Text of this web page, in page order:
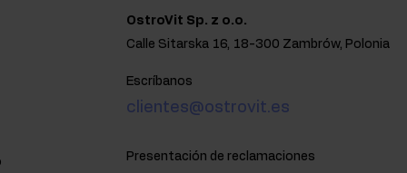
OstroVit Sp. z o.o.
Calle Sitarska 16, 18-300 Zambrów, Polonia
Escríbanos
clientes@ostrovit.es
Presentación de reclamaciones